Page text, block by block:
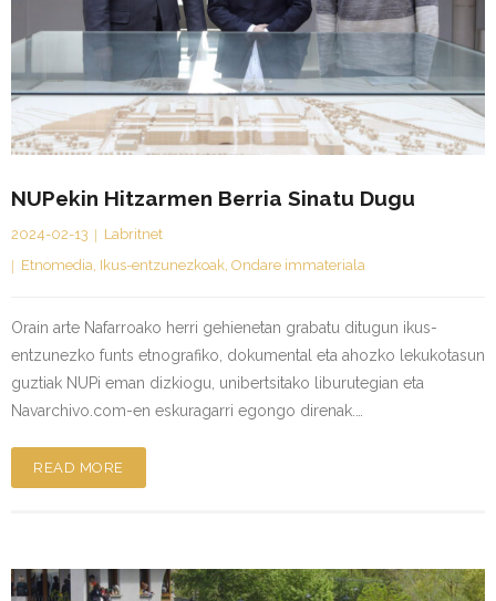
NUPekin Hitzarmen Berria Sinatu Dugu
2024-02-13
Labritnet
Etnomedia, Ikus-entzunezkoak, Ondare immateriala
Orain arte Nafarroako herri gehienetan grabatu ditugun ikus-
entzunezko funts etnografiko, dokumental eta ahozko lekukotasun
guztiak NUPi eman dizkiogu, unibertsitako liburutegian eta
Navarchivo.com-en eskuragarri egongo direnak.…
READ MORE